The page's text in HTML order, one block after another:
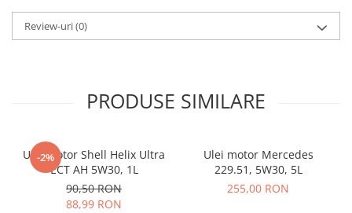
viteza.
Review-uri(0)
PRODUSE SIMILARE
-2%
Ulei motor Shell Helix Ultra
ECT AH 5W30, 1L
90,50 RON
88,99 RON
Ulei motor Mercedes
229.51, 5W30, 5L
255,00 RON